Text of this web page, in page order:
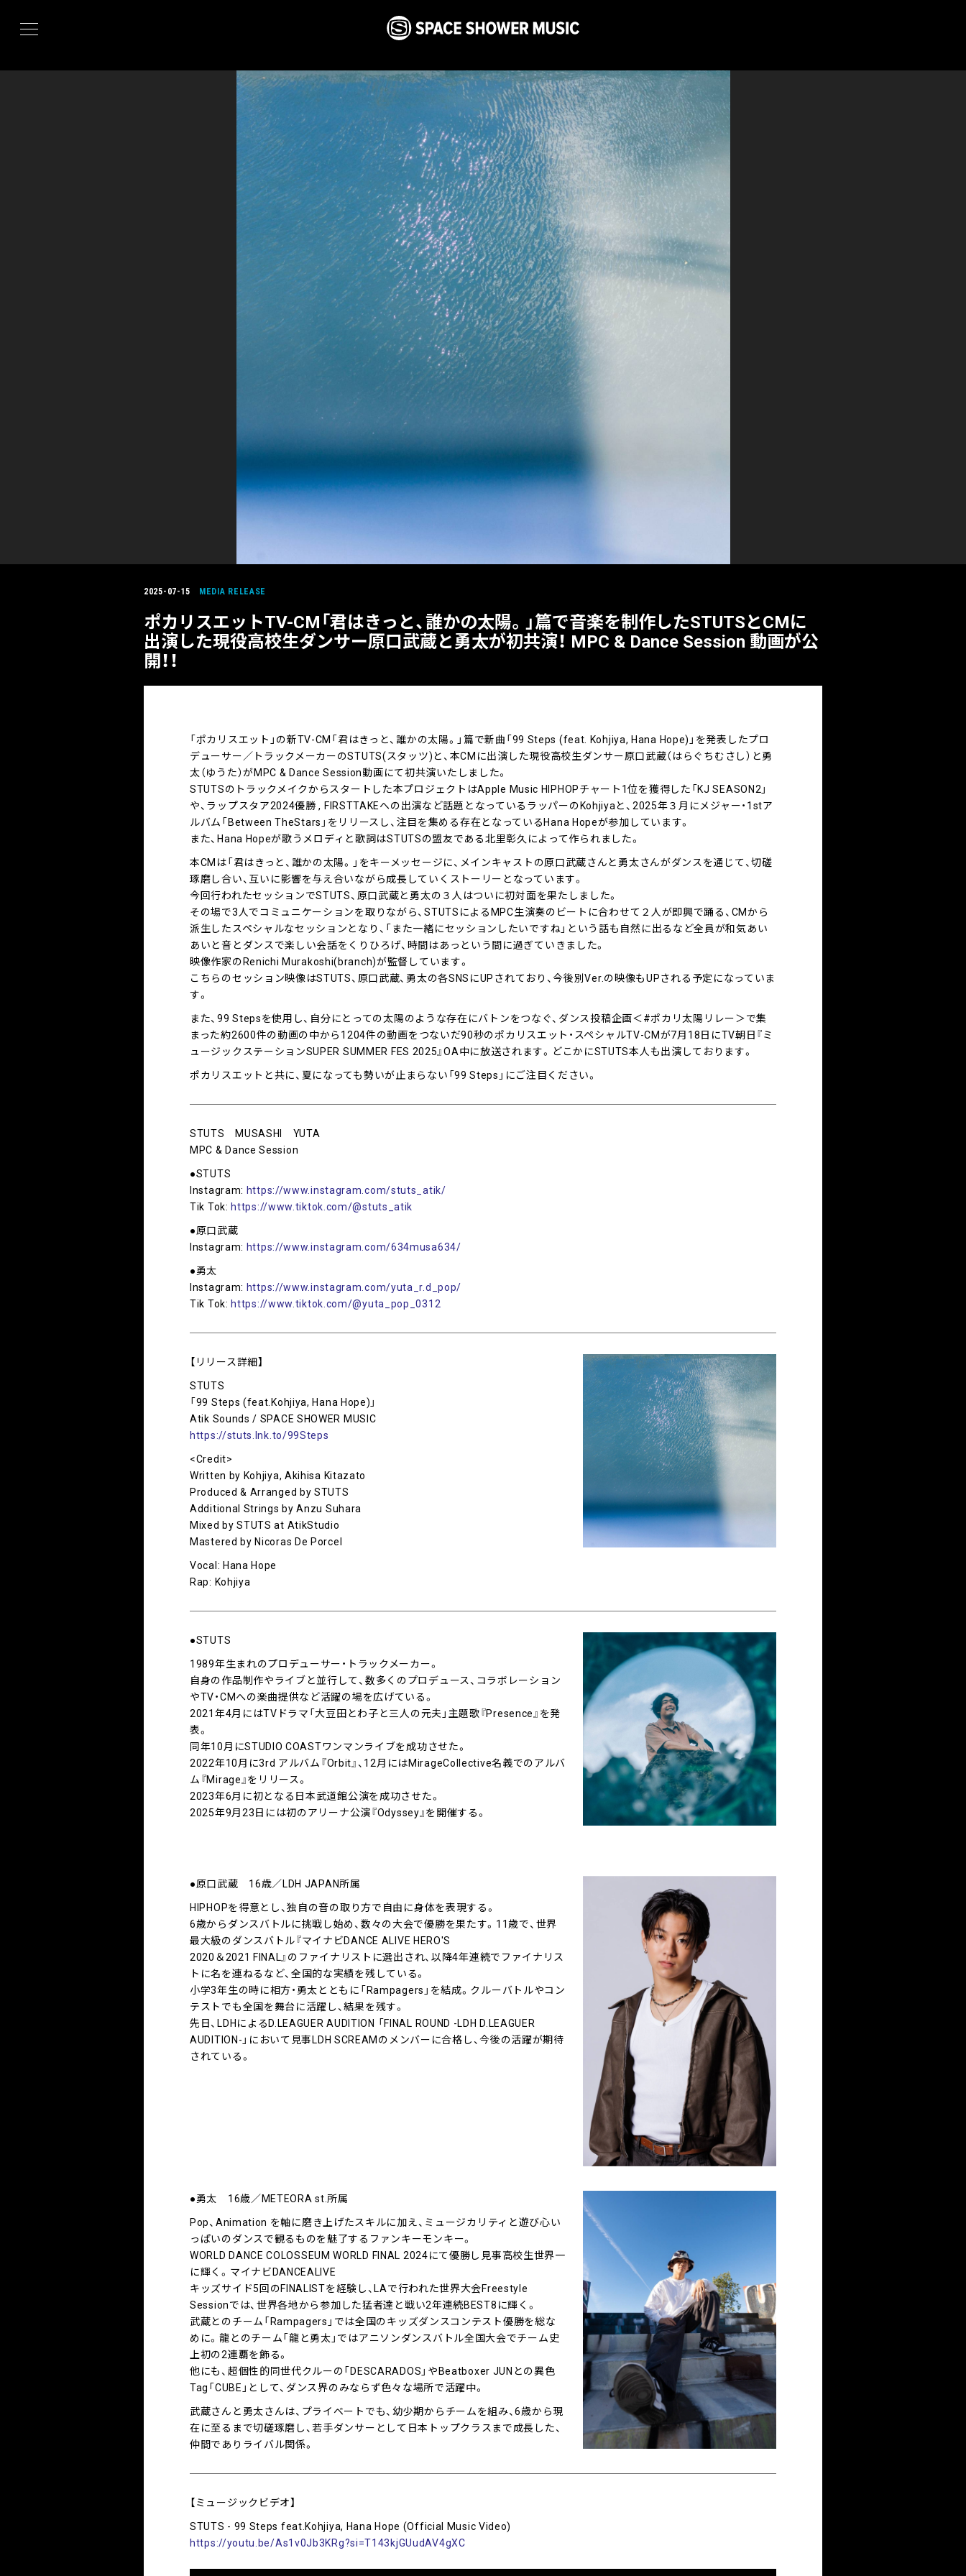
2025-07-15 MEDIA RELEASE
ポカリスエットTV-CM「君はきっと、誰かの太陽。」篇で音楽を制作したSTUTSとCMに
出演した現役高校生ダンサー原⼝武蔵と勇太が初共演！ MPC & Dance Session 動画が公
開！！
「ポカリスエット」の新TV-CM「君はきっと、誰かの太陽。」篇で新曲「99 Steps (feat. Kohjiya, Hana Hope)」を発表したプロ
デューサー／トラックメーカーのSTUTS(スタッツ)と、本CMに出演した現役高校生ダンサー原口武蔵（はらぐちむさし）と勇
太（ゆうた）がMPC & Dance Session動画にて初共演いたしました。
STUTSのトラックメイクからスタートした本プロジェクトはApple Music HIPHOPチャート1位を獲得した「KJ SEASON2」
や、ラップスタア2024優勝 , FIRSTTAKEへの出演など話題となっているラッパーのKohjiyaと、2025年３月にメジャー・1stア
ルバム「Between TheStars」をリリースし、注目を集める存在となっているHana Hopeが参加しています。
また、Hana Hopeが歌うメロディと歌詞はSTUTSの盟友である北里彰久によって作られました。
本CMは「君はきっと、誰かの太陽。」をキーメッセージに、メインキャストの原口武蔵さんと勇太さんがダンスを通じて、切磋
琢磨し合い、互いに影響を与え合いながら成長していくストーリーとなっています。
今回行われたセッションでSTUTS、原口武蔵と勇太の３人はついに初対面を果たしました。
その場で3人でコミュニケーションを取りながら、STUTSによるMPC生演奏のビートに合わせて２人が即興で踊る、CMから
派生したスペシャルなセッションとなり、「また一緒にセッションしたいですね」という話も自然に出るなど全員が和気あい
あいと音とダンスで楽しい会話をくりひろげ、時間はあっという間に過ぎていきました。
映像作家のRenichi Murakoshi(branch)が監督しています。
こちらのセッション映像はSTUTS、原口武蔵、勇太の各SNSにUPされており、今後別Ver.の映像もUPされる予定になっていま
す。
また、99 Stepsを使用し、自分にとっての太陽のような存在にバトンをつなぐ、ダンス投稿企画＜#ポカリ太陽リレー＞で集
まった約2600件の動画の中から1204件の動画をつないだ90秒のポカリスエット・スペシャルTV-CMが7月18日にTV朝日『ミ
ュージックステーションSUPER SUMMER FES 2025』OA中に放送されます。どこかにSTUTS本人も出演しております。
ポカリスエットと共に、夏になっても勢いが止まらない「99 Steps」にご注目ください。
STUTS MUSASHI YUTA
MPC & Dance Session
●STUTS
Instagram: https://www.instagram.com/stuts_atik/
Tik Tok: https://www.tiktok.com/@stuts_atik
●原口武蔵
Instagram: https://www.instagram.com/634musa634/
●勇太
Instagram: https://www.instagram.com/yuta_r.d_pop/
Tik Tok: https://www.tiktok.com/@yuta_pop_0312
【リリース詳細】
STUTS
「99 Steps (feat.Kohjiya, Hana Hope)」
Atik Sounds / SPACE SHOWER MUSIC
https://stuts.lnk.to/99Steps
<Credit>
Written by Kohjiya, Akihisa Kitazato
Produced & Arranged by STUTS
Additional Strings by Anzu Suhara
Mixed by STUTS at AtikStudio
Mastered by Nicoras De Porcel
Vocal: Hana Hope
Rap: Kohjiya
●STUTS
1989年生まれのプロデューサー・トラックメーカー。
自身の作品制作やライブと並行して、数多くのプロデュース、コラボレーション
やTV・CMへの楽曲提供など活躍の場を広げている。
2021年4月にはTVドラマ「大豆田とわ子と三人の元夫」主題歌『Presence』を発
表。
同年10月にSTUDIO COASTワンマンライブを成功させた。
2022年10月に3rd アルバム『Orbit』、12月にはMirageCollective名義でのアルバ
ム『Mirage』をリリース。
2023年6月に初となる日本武道館公演を成功させた。
2025年9月23日には初のアリーナ公演『Odyssey』を開催する。
●原口武蔵 16歳／LDH JAPAN所属
HIPHOPを得意とし、独自の音の取り方で自由に身体を表現する。
6歳からダンスバトルに挑戦し始め、数々の大会で優勝を果たす。11歳で、世界
最大級のダンスバトル『マイナビDANCE ALIVE HERO'S
2020＆2021 FINAL』のファイナリストに選出され、以降4年連続でファイナリス
トに名を連ねるなど、全国的な実績を残している。
小学3年生の時に相方・勇太とともに「Rampagers」を結成。クルーバトルやコン
テストでも全国を舞台に活躍し、結果を残す。
先日、LDHによるD.LEAGUER AUDITION 「FINAL ROUND -LDH D.LEAGUER
AUDITION-」において見事LDH SCREAMのメンバーに合格し、今後の活躍が期待
されている。
●勇太 16歳／METEORA st.所属
Pop、Animation を軸に磨き上げたスキルに加え、ミュージカリティと遊び心い
っぱいのダンスで観るものを魅了するファンキーモンキー。
WORLD DANCE COLOSSEUM WORLD FINAL 2024にて優勝し見事高校生世界一
に輝く。マイナビDANCEALIVE
キッズサイド5回のFINALISTを経験し、LAで行われた世界大会Freestyle
Sessionでは、世界各地から参加した猛者達と戦い2年連続BEST8に輝く。
武蔵とのチーム「Rampagers」では全国のキッズダンスコンテスト優勝を総な
めに。龍とのチーム「龍と勇太」ではアニソンダンスバトル全国大会でチーム史
上初の2連覇を飾る。
他にも、超個性的同世代クルーの「DESCARADOS」やBeatboxer JUNとの異色
Tag「CUBE」として、ダンス界のみならず色々な場所で活躍中。
武蔵さんと勇太さんは、プライベートでも、幼少期からチームを組み、6歳から現
在に至るまで切磋琢磨し、若手ダンサーとして日本トップクラスまで成長した、
仲間でありライバル関係。
【ミュージックビデオ】
STUTS - 99 Steps feat.Kohjiya, Hana Hope (Official Music Video)
https://youtu.be/As1v0Jb3KRg?si=T143kjGUudAV4gXC